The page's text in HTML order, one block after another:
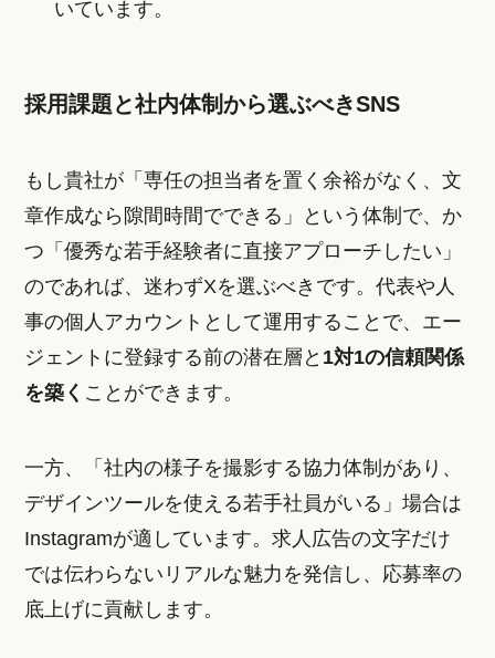
いています。
採用課題と社内体制から選ぶべきSNS
もし貴社が「専任の担当者を置く余裕がなく、文
章作成なら隙間時間でできる」という体制で、か
つ「優秀な若手経験者に直接アプローチしたい」
のであれば、迷わずXを選ぶべきです。代表や人
事の個人アカウントとして運用することで、エー
ジェントに登録する前の潜在層と 1対1の信頼関係
を築く ことができます。
一方、「社内の様子を撮影する協力体制があり、
デザインツールを使える若手社員がいる」場合は
Instagramが適しています。求人広告の文字だけ
では伝わらないリアルな魅力を発信し、応募率の
底上げに貢献します。